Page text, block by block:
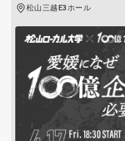
松山三越E3ホール